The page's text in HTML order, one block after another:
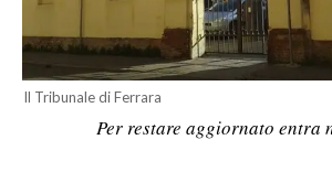
ECONOMIA
SERVIZI ALLE IMPRESE
LAVORO
Il Tribunale di Ferrara
Per restare aggiornato entra